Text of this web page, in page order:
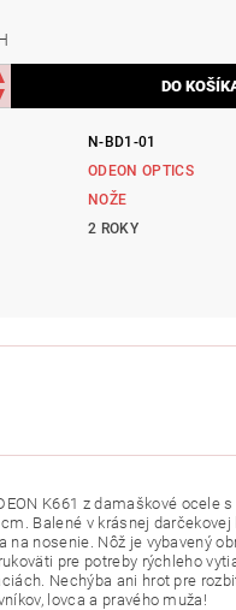
N-BD1-01
ODEON OPTICS
NOŽE
2 ROKY
K661 z damaškové ocele
Balené v krásnej darčekovej
na nosenie. Nôž je vybavený
pre potreby rýchleho
Nechýba ani hrot pre
lovca a pravého muža!